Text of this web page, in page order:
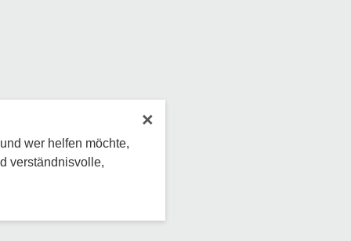
×
wer helfen möchte,
verständnisvolle,